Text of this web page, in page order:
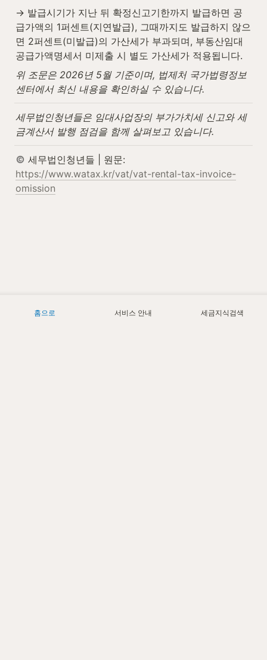
→ 발급시기가 지난 뒤 확정신고기한까지 발급하면 공
급가액의 1퍼센트(지연발급), 그때까지도 발급하지 않으
면 2퍼센트(미발급)의 가산세가 부과되며, 부동산임대
공급가액명세서 미제출 시 별도 가산세가 적용됩니다.
위 조문은 2026년 5월 기준이며, 법제처 국가법령정보
센터에서 최신 내용을 확인하실 수 있습니다.
세무법인청년들은 임대사업장의 부가가치세 신고와 세
금계산서 발행 점검을 함께 살펴보고 있습니다.
https://www.watax.kr/vat/vat-rental-tax-invoice-
omission
홈으로 서비스 안내 세금지식검색